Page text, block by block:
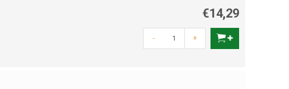
€14,29
- +